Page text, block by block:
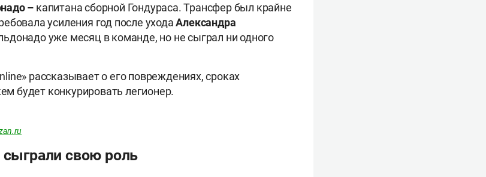
– капитана сборной Гондураса. Трансфер был крайне
усиления год после уходаАлександра
уже месяц в команде, но не сыграл ни одного
рассказывает о его повреждениях, сроках
будет конкурировать легионер.
свою роль